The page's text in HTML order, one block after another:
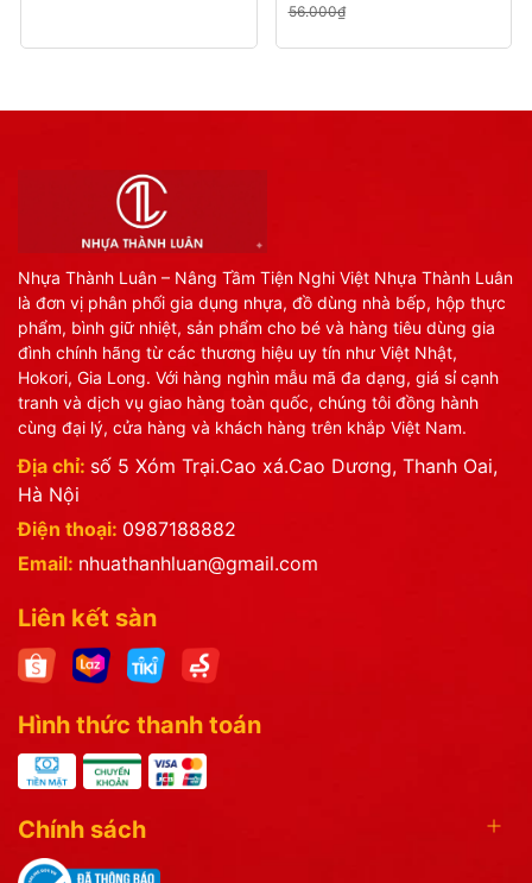
56.000₫
Nhựa Thành Luân – Nâng Tầm Tiện Nghi Việt Nhựa Thành Luân
là đơn vị phân phối gia dụng nhựa, đồ dùng nhà bếp, hộp thực
phẩm, bình giữ nhiệt, sản phẩm cho bé và hàng tiêu dùng gia
đình chính hãng từ các thương hiệu uy tín như Việt Nhật,
Hokori, Gia Long. Với hàng nghìn mẫu mã đa dạng, giá sỉ cạnh
tranh và dịch vụ giao hàng toàn quốc, chúng tôi đồng hành
cùng đại lý, cửa hàng và khách hàng trên khắp Việt Nam.
Địa chỉ: số 5 Xóm Trại.Cao xá.Cao Dương, Thanh Oai,
Hà Nội
Điện thoại: 0987188882
Email: nhuathanhluan@gmail.com
Liên kết sàn
Hình thức thanh toán
Chính sách